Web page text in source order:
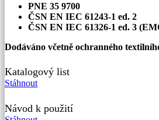
PNE 35 9700
ČSN EN IEC 61243-1 ed. 2
ČSN EN IEC 61326-1 ed. 3
Dodáváno včetně ochranného
Katalogový list
Stáhnout
Návod k použití